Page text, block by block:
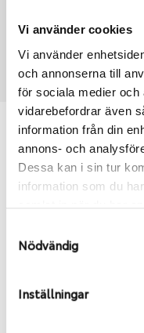
Vi använder cookies
Vi använder
och annonserna till
för sociala medier
vidarebefordrar även
information från din
annons- och
Dessa kan i sin tur
information som du
Nödvändig
Inställningar
35
100
Passar
Ange
du valt passar din
Ibland kan fälgen
inte vara samma